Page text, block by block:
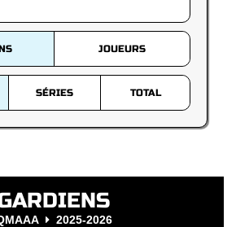
JOUEURS
SÉRIES TOTAL
2025-2026